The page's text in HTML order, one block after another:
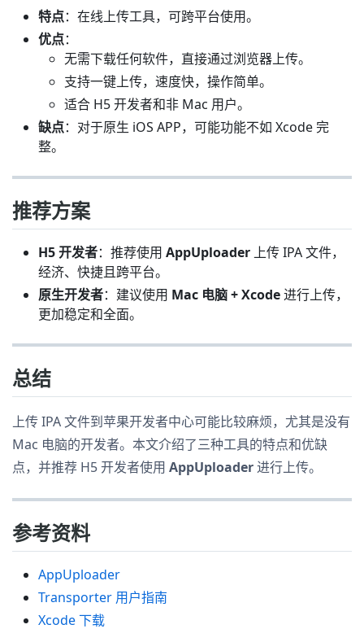
特点：在线上传工具，可跨平台使用。
优点：
无需下载任何软件，直接通过浏览器上传。
支持一键上传，速度快，操作简单。
适合 H5 开发者和非 Mac 用户。
缺点：对于原生 iOS APP，可能功能不如 Xcode 完
整。
推荐方案
H5 开发者：推荐使用 AppUploader 上传 IPA 文件，
经济、快捷且跨平台。
原生开发者：建议使用 Mac 电脑 + Xcode进行上传，
更加稳定和全面。
总结
上传 IPA 文件到苹果开发者中心可能比较麻烦，尤其是没有
Mac 电脑的开发者。本文介绍了三种工具的特点和优缺
点，并推荐 H5 开发者使用 AppUploader进行上传。
参考资料
AppUploader
Transporter 用户指南
Xcode 下载